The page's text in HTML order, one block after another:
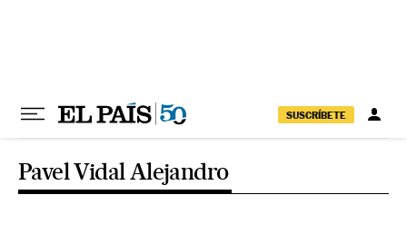
SUSCRÍBETE
Pavel Vidal Alejandro